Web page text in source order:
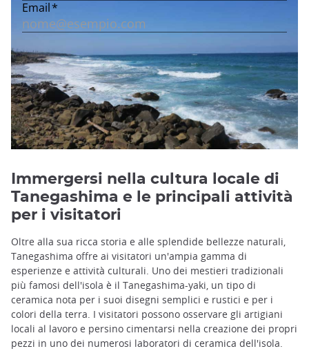
Immergersi nella cultura locale di
Tanegashima e le principali attività
per i visitatori
Oltre alla sua ricca storia e alle splendide bellezze naturali,
Tanegashima offre ai visitatori un'ampia gamma di
esperienze e attività culturali. Uno dei mestieri tradizionali
più famosi dell'isola è il Tanegashima-yaki, un tipo di
ceramica nota per i suoi disegni semplici e rustici e per i
colori della terra. I visitatori possono osservare gli artigiani
locali al lavoro e persino cimentarsi nella creazione dei propri
pezzi in uno dei numerosi laboratori di ceramica dell'isola.